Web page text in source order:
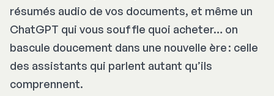
résumés audio de vos documents, et même un
ChatGPT qui vous souffle quoi acheter… on
bascule doucement dans une nouvelle ère : celle
des assistants qui parlent autant qu’ils
comprennent.